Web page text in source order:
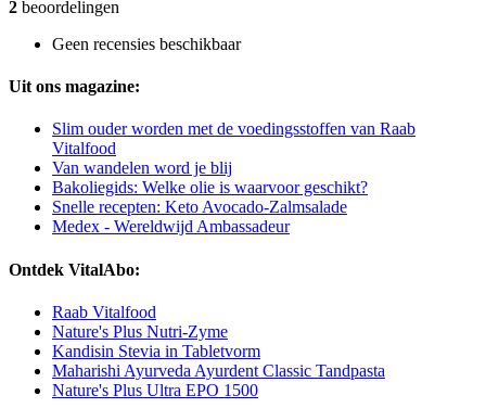
2 beoordelingen
Geen recensies beschikbaar
Uit ons magazine:
Slim ouder worden met de voedingsstoffen van Raab
Vitalfood
Van wandelen word je blij
Bakoliegids: Welke olie is waarvoor geschikt?
Snelle recepten: Keto Avocado-Zalmsalade
Medex - Wereldwijd Ambassadeur
Ontdek VitalAbo:
Raab Vitalfood
Nature's Plus Nutri-Zyme
Kandisin Stevia in Tabletvorm
Maharishi Ayurveda Ayurdent Classic Tandpasta
Nature's Plus Ultra EPO 1500